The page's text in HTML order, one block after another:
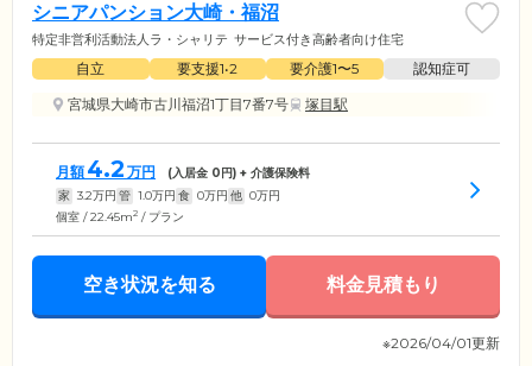
シニアパンション大崎・福沼
特定非営利活動法人ラ・シャリテ サービス付き高齢者向け住宅
自立 要支援1•2 要介護1〜5
認知症可
宮城県大崎市古川福沼1丁目7番7号
塚目駅
月額 4.2 万円 (入居金 0円) + 介護保険料
家 3.2万円 管 1.0万円 食 0万円 他 0万円
個室 / 22.45m2 / プラン
空き状況を知る 料金見積もり
※2026/04/01更新